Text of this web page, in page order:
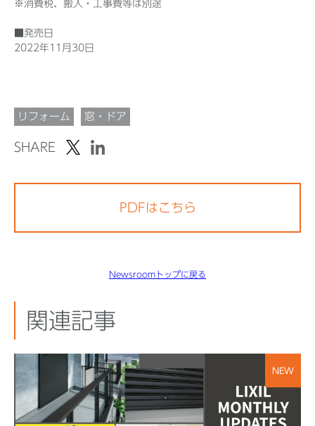
※消費税、搬入・工事費等は別途
■発売日
2022年11月30日
リフォーム 窓・ドア
SHARE
PDFはこちら
Newsroomトップに戻る
関連記事
NEW